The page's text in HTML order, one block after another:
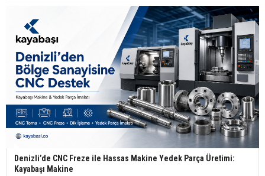
Denizli’de CNC Freze ile Hassas Makine Yedek Parça Üretimi:
Kayabaşı Makine